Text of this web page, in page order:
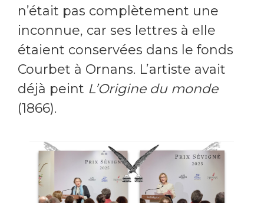
n’était pas complètement une
inconnue, car ses lettres à elle
étaient conservées dans le fonds
Courbet à Ornans. L’artiste avait
déjà peint L’Origine du monde
(1866).